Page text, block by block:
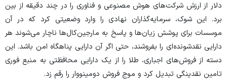
دلار از ارزش شرکت‌های هوش مصنوعی و فناوری را در چند دقیقه از بین
برد. این شوک، سرمایه‌گذاران نهادی را وارد وضعیتی کرد که در آن
موسسات برای پوشش زیان‌ها و پاسخ به مارجین‌کال‌ها ناچار می‌شوند هر
دارایی نقدشونده‌ای را بفروشند، حتی اگر آن دارایی پناهگاه امن باشد. این
دسته از فروش‌های اجباری، طلا را از یک دارایی محافظتی به منبع فوری
تامین نقدینگی تبدیل کرد و موج فروش دومینووار را رقم زد.